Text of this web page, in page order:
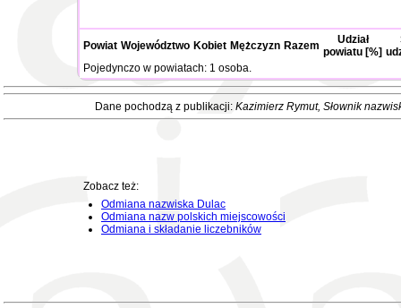
Powiat Województwo Kobiet Mężczyzn Razem
Udział
powiatu [%]
Pojedynczo w powiatach: 1 osoba.
Dane pochodzą z publikacji: Kazimierz Rymut, Słownik
Zobacz też:
Odmiana nazwiska Dulac
Odmiana nazw polskich miejscowości
Odmiana i składanie liczebników